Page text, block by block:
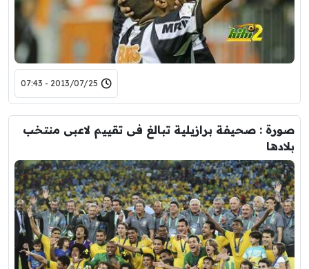
2013/07/25 - 07:43
صورة : صحيفة برازيلية تبالغ فى تقييم لاعبى منتخب
بلادها